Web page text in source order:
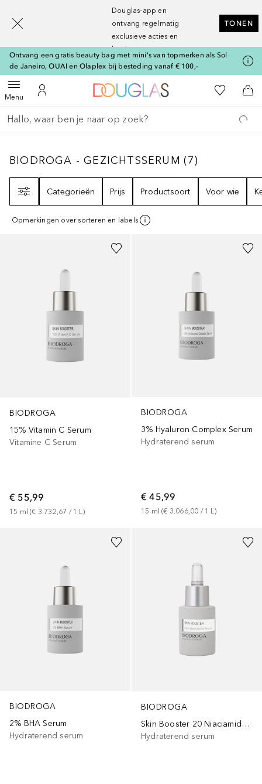
Douglas-app en
ontvang regelmatig
exclusieve acties en
kortingen
TONEN
Ontvang een gratis beauty bag met mini's van topmerken als Sol
de Janeiro, OUAI en Olaplex bij besteding vanaf € 100,-
MenuOpen menuNaar Mijn Account
Naar Douglas Home
Naar Mijn
Ga terug
Zoekopdracht uitvoeren
BIODROGA - GEZICHTSSERUM7
BIODROGA - GEZICHTSSERUM (7)
Categorieën
Prijs Productsoort Voor wie
Opmerkingen over sorteren en labels
BIODROGA
15% Vitamin C Serum
Vitamine C Serum
€ 55,99
15 ml (€ 3.732,67 / 1 L)
BIODROGA
3% Hyaluron Complex Serum
Hydraterend serum
€ 45,99
15 ml (€ 3.066,00 / 1 L)
BIODROGA
2% BHA Serum
Hydraterend serum
BIODROGA
Skin Booster 20 Niaciamide Serum
Hydraterend serum
[navigation.slideout.screenreader]